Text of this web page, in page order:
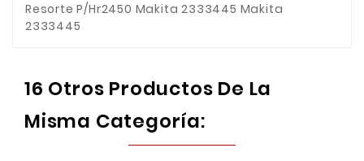
Resorte P/Hr2450 Makita 2333445 Makita
2333445
16 Otros Productos De La
Misma Categoría: